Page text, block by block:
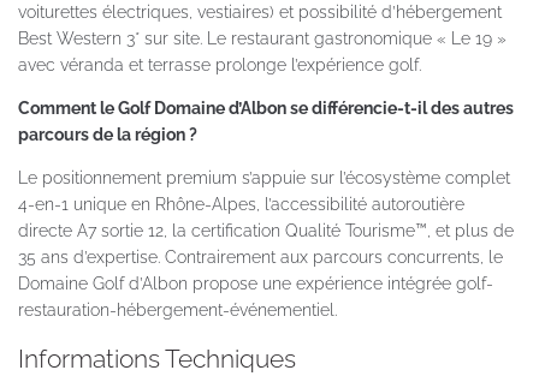
voiturettes électriques, vestiaires) et possibilité d’hébergement
Best Western 3* sur site. Le restaurant gastronomique « Le 19 »
avec véranda et terrasse prolonge l’expérience golf.
Comment le Golf Domaine d’Albon se différencie-t-il des autres
parcours de la région ?
Le positionnement premium s’appuie sur l’écosystème complet
4-en-1 unique en Rhône-Alpes, l’accessibilité autoroutière
directe A7 sortie 12, la certification Qualité Tourisme™, et plus de
35 ans d’expertise. Contrairement aux parcours concurrents, le
Domaine Golf d’Albon propose une expérience intégrée golf-
restauration-hébergement-événementiel.
Informations Techniques